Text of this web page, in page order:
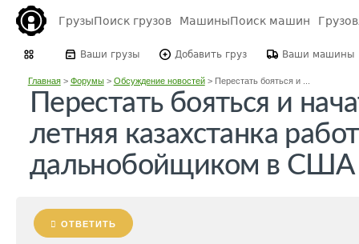
ГрузыПоиск грузов МашиныПоиск машин
Ваши грузы Добавить груз Ваши машины
Главная> Форумы> Обсуждение новостей> Перестать бояться и ...
Перестать бояться и
летняя казахстанка
дальнобойщиком в США
ОТВЕТИТЬ